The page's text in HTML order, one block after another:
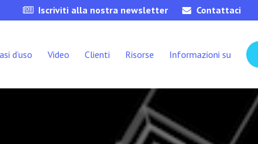
Iscriviti alla nostra newsletter Contattaci
d’uso Video Clienti Risorse Informazioni su